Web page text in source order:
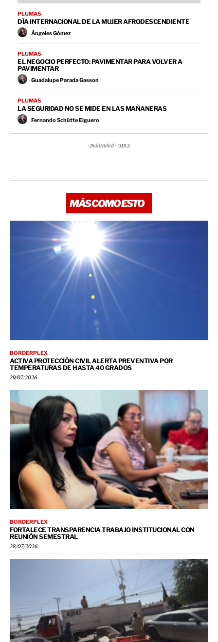
PLUMAS
DÍA INTERNACIONAL DE LA MUJER AFRODESCENDIENTE
Ángeles Gómez
PLUMAS
EL NEGOCIO PERFECTO: PAVIMENTAR PARA VOLVER A
PAVIMENTAR
Guadalupe Parada Gasson
PLUMAS
LA SEGURIDAD NO SE MIDE EN LAS MAÑANERAS
Fernando Schütte Elguero
- Publicidad - (MR3)
MÁS COMO ESTO
BORDERPLEX
ACTIVA PROTECCIÓN CIVIL ALERTA PREVENTIVA POR
TEMPERATURAS DE HASTA 40 GRADOS
29/07/2026
BORDERPLEX
FORTALECE TRANSPARENCIA TRABAJO INSTITUCIONAL CON
REUNIÓN SEMESTRAL
28/07/2026